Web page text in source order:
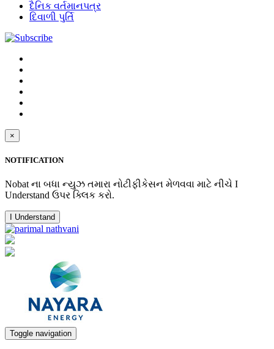
દૈનિક વર્તમાનપત્ર
દિવાળી પુર્તિ
×
NOTIFICATION
Nobat ના બધા ન્યુઝ તમારા નોટીફીકેસન મેળવવા માટે નીચે I
Understand ઉપર ક્લિક કરો.
I Understand
Toggle navigation